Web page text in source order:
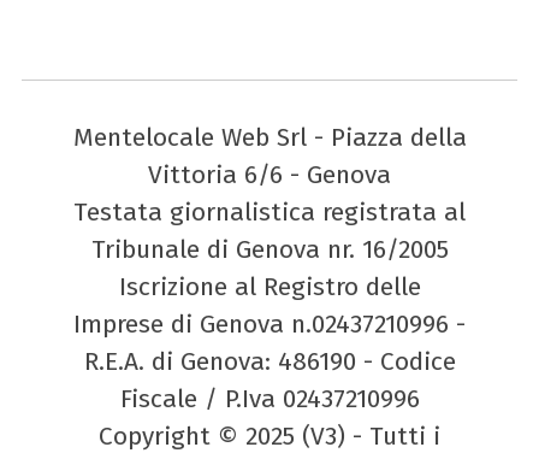
Mentelocale Web Srl - Piazza della
Vittoria 6/6 - Genova
Testata giornalistica registrata al
Tribunale di Genova nr. 16/2005
Iscrizione al Registro delle
Imprese di Genova n.02437210996 -
R.E.A. di Genova: 486190 - Codice
Fiscale / P.Iva 02437210996
Copyright © 2025 (V3) - Tutti i